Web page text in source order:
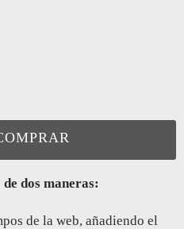
dos maneras:
de la web, añadiendo el